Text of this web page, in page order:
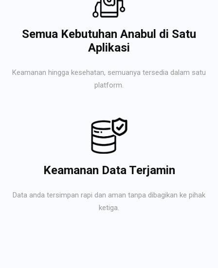
Semua Kebutuhan Anabul di Satu
Aplikasi
Keamanan hingga kesehatan, semuanya tersedia dalam satu
platform.
Keamanan Data Terjamin
Data anda tersimpan rapi dan aman tanpa dibagikan ke pihak
ketiga.